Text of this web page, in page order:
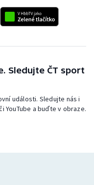
Sledujte ČT sport
události. Sledujte nás i
YouTube a buďte v obraze.